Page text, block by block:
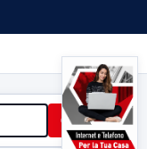
Cerca